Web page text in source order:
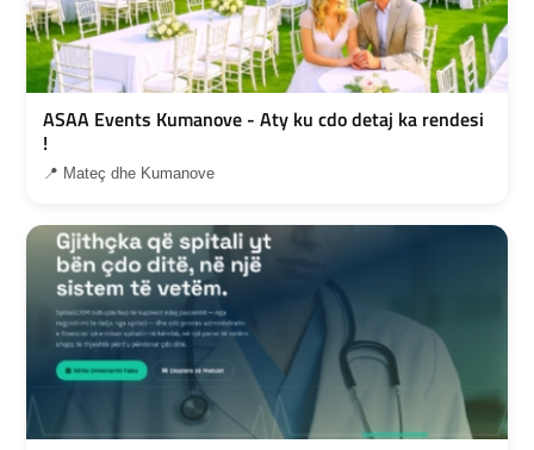
ASAA Events Kumanove - Aty ku cdo detaj ka rendesi
!
📍 Mateç dhe Kumanove